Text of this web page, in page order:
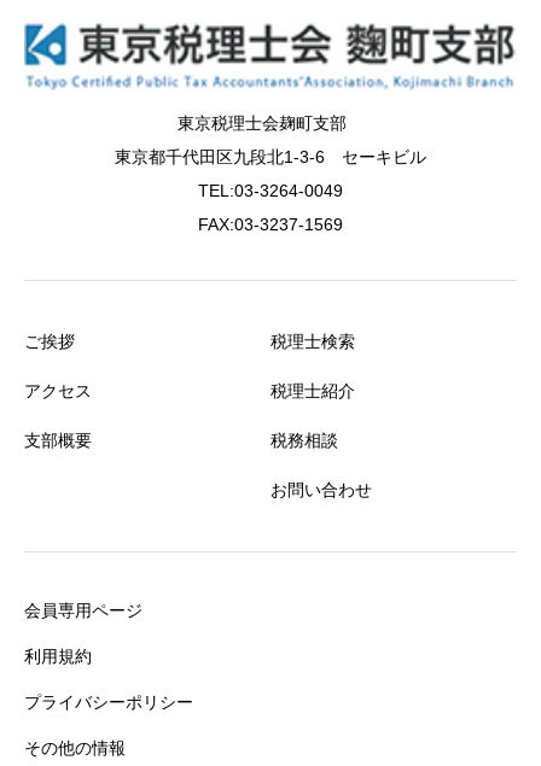
東京税理士会麹町支部
東京都千代田区九段北1-3-6 セーキビル
TEL:03-3264-0049
FAX:03-3237-1569
ご挨拶
アクセス
支部概要
税理士検索
税理士紹介
税務相談
お問い合わせ
会員専用ページ
利用規約
プライバシーポリシー
その他の情報